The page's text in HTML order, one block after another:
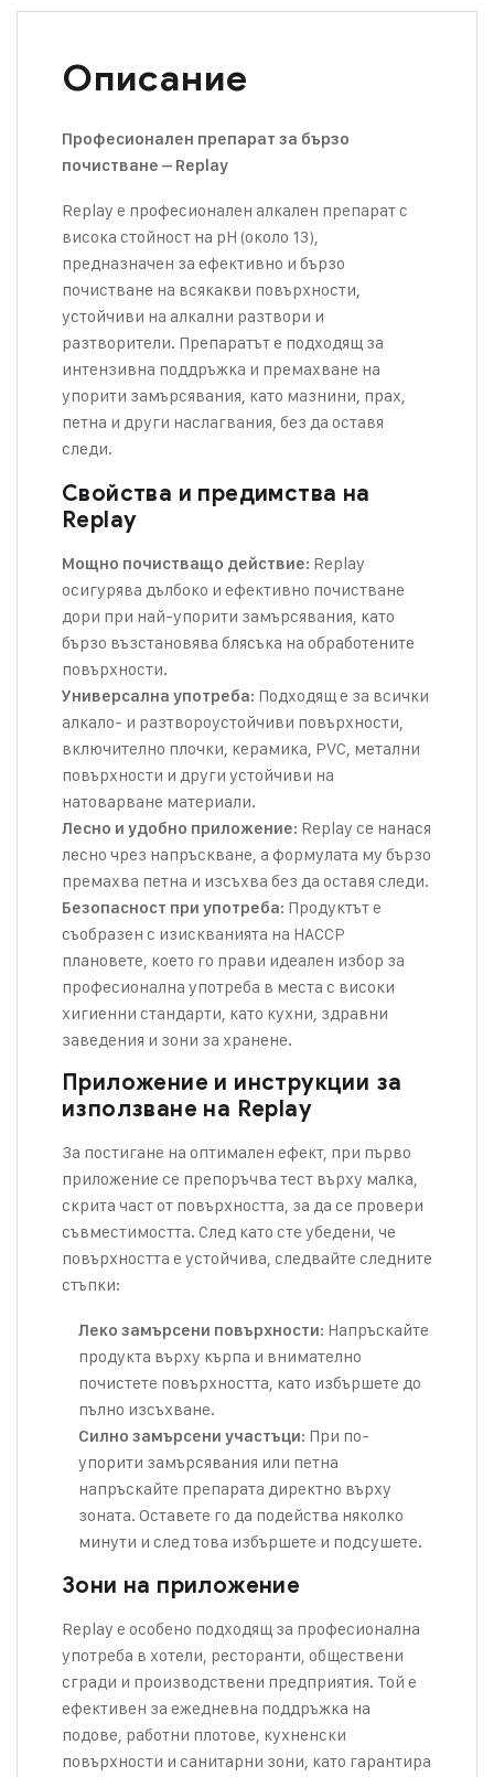
Описание
Професионален препарат за бързо
почистване – Replay
Replay е професионален алкален препарат с
висока стойност на pH (около 13),
предназначен за ефективно и бързо
почистване на всякакви повърхности,
устойчиви на алкални разтвори и
разтворители. Препаратът е подходящ за
интензивна поддръжка и премахване на
упорити замърсявания, като мазнини, прах,
петна и други наслагвания, без да оставя
следи.
Свойства и предимства на
Replay
Мощно почистващо действие: Replay
осигурява дълбоко и ефективно почистване
дори при най-упорити замърсявания, като
бързо възстановява блясъка на обработените
повърхности.
Универсална употреба: Подходящ е за всички
алкало- и разтвороустойчиви повърхности,
включително плочки, керамика, PVC, метални
повърхности и други устойчиви на
натоварване материали.
Лесно и удобно приложение: Replay се нанася
лесно чрез напръскване, а формулата му бързо
премахва петна и изсъхва без да оставя следи.
Безопасност при употреба: Продуктът е
съобразен с изискванията на HACCP
плановете, което го прави идеален избор за
професионална употреба в места с високи
хигиенни стандарти, като кухни, здравни
заведения и зони за хранене.
Приложение и инструкции за
използване на Replay
За постигане на оптимален ефект, при първо
приложение се препоръчва тест върху малка,
скрита част от повърхността, за да се провери
съвместимостта. След като сте убедени, че
повърхността е устойчива, следвайте следните
стъпки:
Леко замърсени повърхности: Напръскайте
продукта върху кърпа и внимателно
почистете повърхността, като избършете до
пълно изсъхване.
Силно замърсени участъци: При по-
упорити замърсявания или петна
напръскайте препарата директно върху
зоната. Оставете го да подейства няколко
минути и след това избършете и подсушете.
Зони на приложение
Replay е особено подходящ за професионална
употреба в хотели, ресторанти, обществени
сгради и производствени предприятия. Той е
ефективен за ежедневна поддръжка на
подове, работни плотове, кухненски
повърхности и санитарни зони, като гарантира